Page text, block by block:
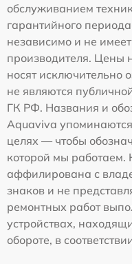
обслуживанием
гарантийного
независимо и не
производителя. Цены
носят исключительно
не являются
ГК РФ. Названия и
Aquaviva
целях — чтобы
которой мы
аффилирована с
знаков и не
ремонтных работ
устройствах,
обороте, в